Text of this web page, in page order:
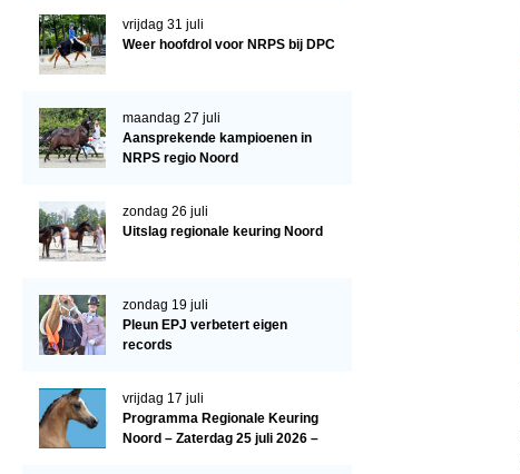
Privacyverklaring
Algemeen
Import registratie
Veulenregistratie
I&R Registratie
Informatie overschrijven paspoort
Animal Health Regulation
Marktplaats
Tarievenlijst
vrijdag 31 juli
Weer hoofdrol voor NRPS bij DPC
maandag 27 juli
Aansprekende kampioenen in
NRPS regio Noord
zondag 26 juli
Uitslag regionale keuring Noord
zondag 19 juli
Pleun EPJ verbetert eigen
records
vrijdag 17 juli
Programma Regionale Keuring
Noord – Zaterdag 25 juli 2026 –